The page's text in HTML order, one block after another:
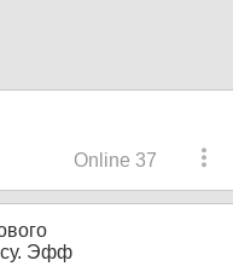
Online 37
Эфф